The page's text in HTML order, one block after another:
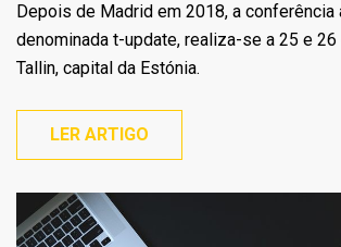
Depois de Madrid em 2018, a conferência
denominada t-update, realiza-se a 25 e
Tallin, capital da Estónia.
LER ARTIGO